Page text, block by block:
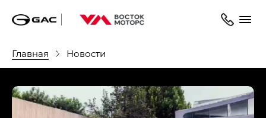
Главная Новости